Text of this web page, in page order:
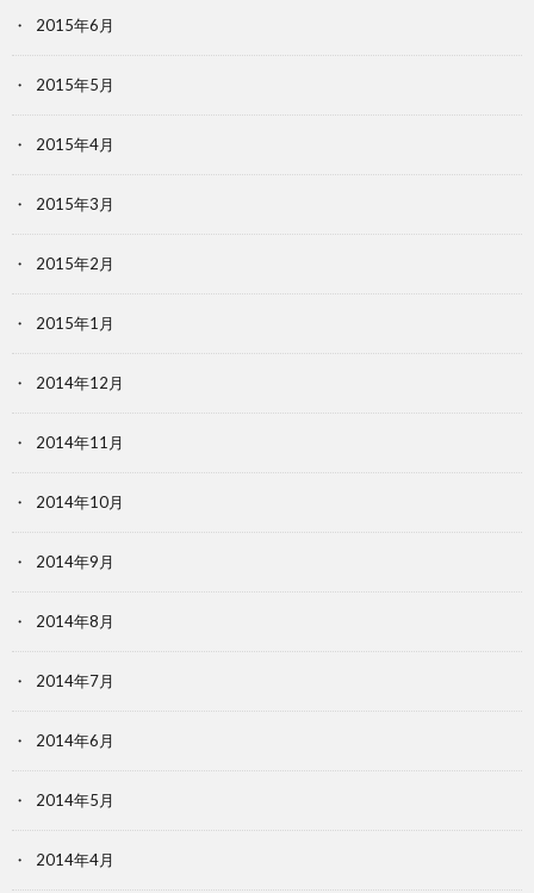
2015年6月
2015年5月
2015年4月
2015年3月
2015年2月
2015年1月
2014年12月
2014年11月
2014年10月
2014年9月
2014年8月
2014年7月
2014年6月
2014年5月
2014年4月